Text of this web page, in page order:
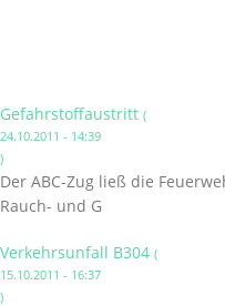
Gefahrstoffaustritt (
24.10.2011 - 14:39
)
Der ABC-Zug ließ die
Rauch- und G
Verkehrsunfall B304 (
15.10.2011 - 16:37
)